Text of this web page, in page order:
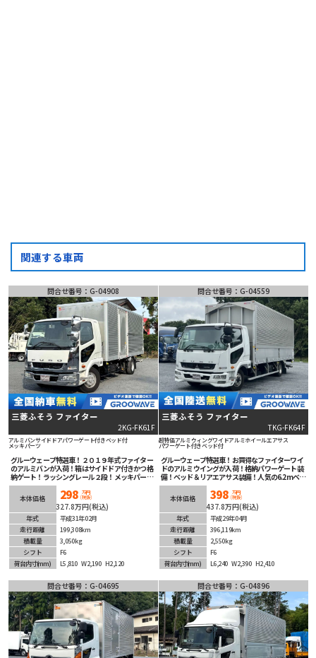
関連する車両
問合せ番号：G-04908
三菱ふそう ファイター
2KG-FK61F
アルミバンサイドドアパワーゲート付きベッド付
メッキパーツ
グルーウェーブ特選車！２０１９年式ファイター
のアルミバンが入荷！箱はサイドドア付きかつ格
納ゲート！ラッシングレール２段！メッキパーツ
でメキメキかっこいい！安全装備充実！ナビ、バ
ックカメラ付きで後方視界確保！ETC車載器も装
着済み！即戦力間違いなしの１台！
本体価格 298 万円
(税抜)
327.8万円(税込)
年式
平成31年02月
走行距離
199,308km
積載量
3,050kg
シフト
F6
荷台内寸(mm) L5,810 W2,190 H2,120
問合せ番号：G-04559
三菱ふそう ファイター
TKG-FK64F
超特価アルミウィングワイドアルミホイールエアサス
パワーゲート付きベッド付
グルーウェーブ特選車！お買得なファイターワイ
ドのアルミウイングが入荷！格納パワーゲート装
備！ベッド＆リアエアサス装備！人気の6.2mベー
ス！6速マニュアル！ETC＆バックカメラ！
本体価格 398 万円
(税抜)
437.8万円(税込)
年式
平成29年04月
走行距離
396,119km
積載量
2,550kg
シフト
F6
荷台内寸(mm) L6,240 W2,390 H2,410
問合せ番号：G-04695 問合せ番号：G-04896